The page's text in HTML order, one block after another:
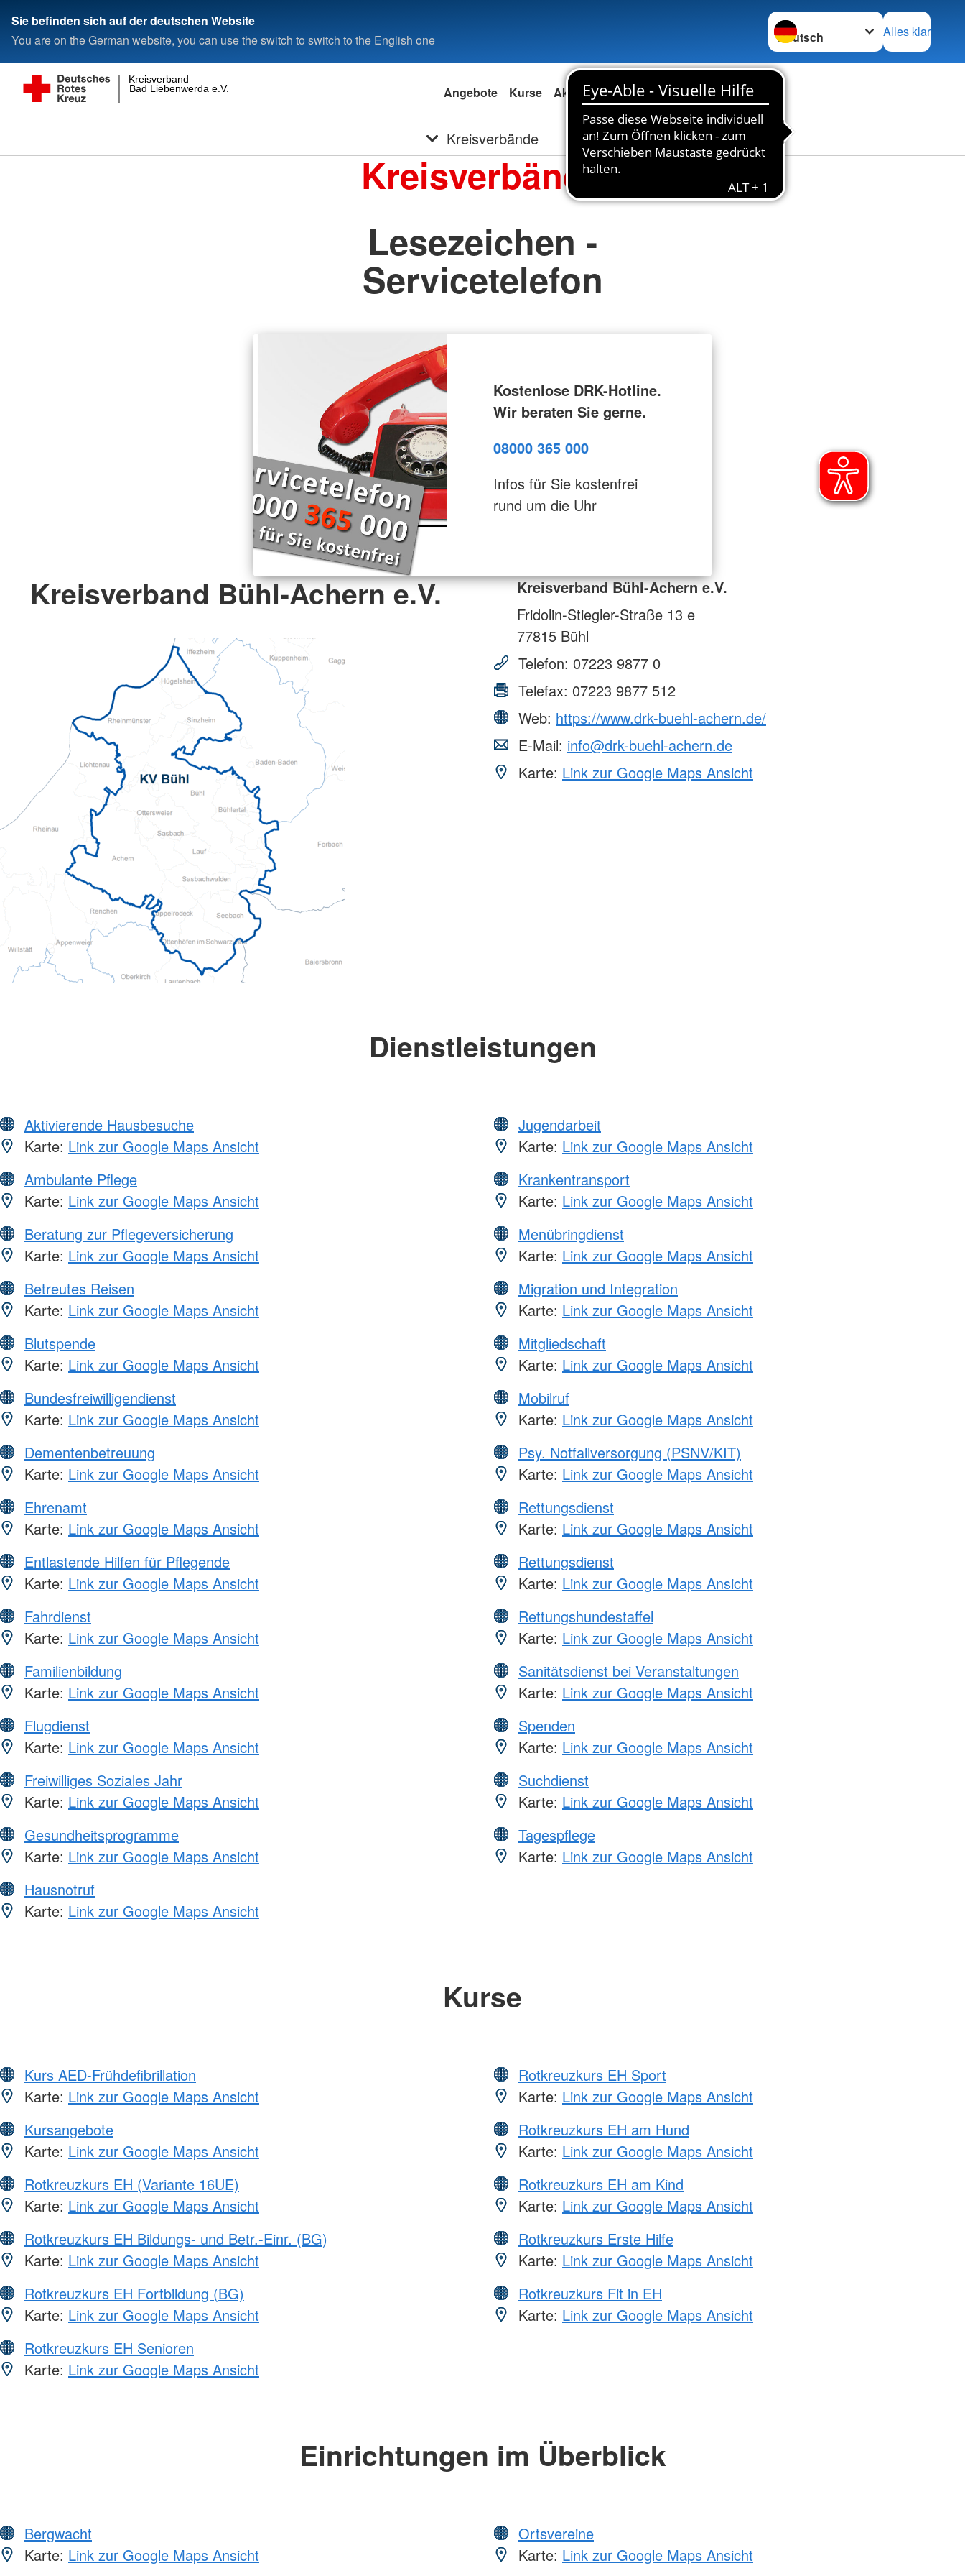
Sie befinden sich auf der deutschen Website
You are on the German website, you can use the switch to switch to the English one
Sprache wechseln zu
Alles klar
Bad Liebenwerda e.V.
Kreisverband
Angebote Kurse Aktuell Spenden Das DRK
Kreisverbände
Kreisverbände
Lesezeichen -
Servicetelefon
Kostenlose DRK-Hotline.
Wir beraten Sie gerne.
08000 365 000
Infos für Sie kostenfrei
rund um die Uhr
Kreisverband Bühl-Achern e.V.
Kreisverband Bühl-Achern e.V.
Fridolin-Stiegler-Straße 13 e
77815 Bühl
Telefon: 07223 9877 0
Telefax: 07223 9877 512
Web: https://www.drk-buehl-achern.de/
E-Mail: info@drk-buehl-achern.de
Karte: Link zur Google Maps Ansicht
Dienstleistungen
Aktivierende Hausbesuche
Karte: Link zur Google Maps Ansicht
Ambulante Pflege
Karte: Link zur Google Maps Ansicht
Beratung zur Pflegeversicherung
Karte: Link zur Google Maps Ansicht
Betreutes Reisen
Karte: Link zur Google Maps Ansicht
Blutspende
Karte: Link zur Google Maps Ansicht
Bundesfreiwilligendienst
Karte: Link zur Google Maps Ansicht
Dementenbetreuung
Karte: Link zur Google Maps Ansicht
Ehrenamt
Karte: Link zur Google Maps Ansicht
Entlastende Hilfen für Pflegende
Karte: Link zur Google Maps Ansicht
Fahrdienst
Karte: Link zur Google Maps Ansicht
Familienbildung
Karte: Link zur Google Maps Ansicht
Flugdienst
Karte: Link zur Google Maps Ansicht
Freiwilliges Soziales Jahr
Karte: Link zur Google Maps Ansicht
Gesundheitsprogramme
Karte: Link zur Google Maps Ansicht
Hausnotruf
Karte: Link zur Google Maps Ansicht
Jugendarbeit
Karte: Link zur Google Maps Ansicht
Krankentransport
Karte: Link zur Google Maps Ansicht
Menübringdienst
Karte: Link zur Google Maps Ansicht
Migration und Integration
Karte: Link zur Google Maps Ansicht
Mitgliedschaft
Karte: Link zur Google Maps Ansicht
Mobilruf
Karte: Link zur Google Maps Ansicht
Psy. Notfallversorgung (PSNV/KIT)
Karte: Link zur Google Maps Ansicht
Rettungsdienst
Karte: Link zur Google Maps Ansicht
Rettungsdienst
Karte: Link zur Google Maps Ansicht
Rettungshundestaffel
Karte: Link zur Google Maps Ansicht
Sanitätsdienst bei Veranstaltungen
Karte: Link zur Google Maps Ansicht
Spenden
Karte: Link zur Google Maps Ansicht
Suchdienst
Karte: Link zur Google Maps Ansicht
Tagespflege
Karte: Link zur Google Maps Ansicht
Kurse
Kurs AED-Frühdefibrillation
Karte: Link zur Google Maps Ansicht
Kursangebote
Karte: Link zur Google Maps Ansicht
Rotkreuzkurs EH (Variante 16UE)
Karte: Link zur Google Maps Ansicht
Rotkreuzkurs EH Bildungs- und Betr.-Einr. (BG)
Karte: Link zur Google Maps Ansicht
Rotkreuzkurs EH Fortbildung (BG)
Karte: Link zur Google Maps Ansicht
Rotkreuzkurs EH Senioren
Karte: Link zur Google Maps Ansicht
Rotkreuzkurs EH Sport
Karte: Link zur Google Maps Ansicht
Rotkreuzkurs EH am Hund
Karte: Link zur Google Maps Ansicht
Rotkreuzkurs EH am Kind
Karte: Link zur Google Maps Ansicht
Rotkreuzkurs Erste Hilfe
Karte: Link zur Google Maps Ansicht
Rotkreuzkurs Fit in EH
Karte: Link zur Google Maps Ansicht
Einrichtungen im Überblick
Bergwacht
Karte: Link zur Google Maps Ansicht
Ortsvereine
Karte: Link zur Google Maps Ansicht